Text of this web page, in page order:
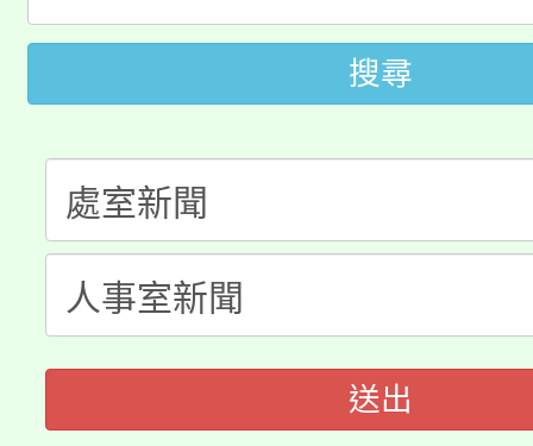
生本土語及新住民語歌
公告本校115學年度第
代理(課)教師甄選結果(
公告本校115學年度第
代理(課)教師甄選結果(
轉知中國文化大學推廣
《TA101》溝通分析基
程，歡迎學生輔導中心
心理、諮商輔導、社會
系所師生報名參加。
轉知苗栗縣政府辦理
縣市「校園短影音徵選
門員」簡章及活動海報
踴躍報名參加。
桃園市115學年度學生
要點
搜尋
送出